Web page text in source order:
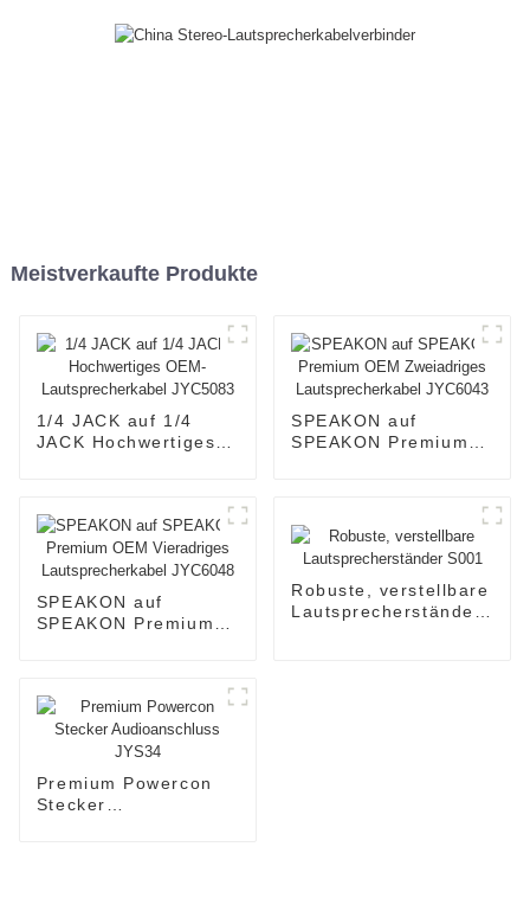
Meistverkaufte Produkte
1/4 JACK auf 1/4
JACK Hochwertiges
SPEAKON auf
SPEAKON Premium
SPEAKON auf
SPEAKON Premium
Robuste, verstellbare
Lautsprecherständer
Premium Powercon
Stecker